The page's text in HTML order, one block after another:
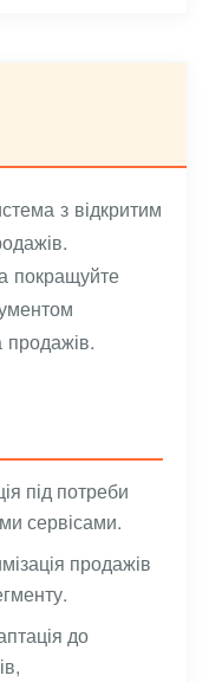
з відкритим
покращуйте
продажів.
під потреби
сервісами.
продажів
до